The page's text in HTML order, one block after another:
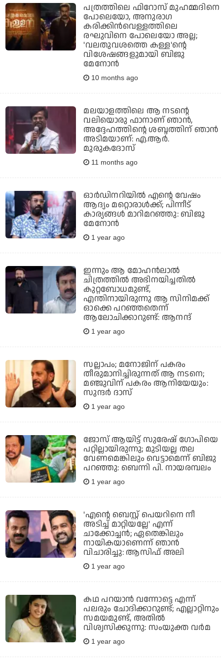
പത്രത്തിലെ ഫിറോസ് മുഹമ്മദിനെ
പോലെയോ, അനുരാഗ
കരിക്കിന്‍വെള്ളത്തിലെ
രഘുവിനെ പോലെയോ അല്ല;
'വലതുവശത്തെ കള്ള'ന്റെ
വിശേഷങ്ങളുമായി ബിജു
മേനോന്‍
10 months ago
മലയാളത്തിലെ ആ നടന്റെ
വലിയൊരു ഫാനാണ് ഞാന്‍,
അദ്ദേഹത്തിന്റെ ശബ്ദത്തിന് ഞാന്‍
അടിമയാണ്: എ.ആര്‍.
മുരുകദോസ്
11 months ago
ഓര്‍ഡിനറിയില്‍ എന്റെ വേഷം
ആദ്യം മറ്റൊരാള്‍ക്ക്; പിന്നീട്
കാര്യങ്ങള്‍ മാറിമറഞ്ഞു: ബിജു
മേനോന്‍
1 year ago
ഇന്നും ആ മോഹന്‍ലാല്‍
ചിത്രത്തില്‍ അഭിനയിച്ചതില്‍
കുറ്റബോധമുണ്ട്,
എന്തിനായിരുന്നു ആ സിനിമക്ക്
ഓക്കെ പറഞ്ഞതെന്ന്
ആലോചിക്കാറുണ്ട്: ആനന്ദ്
1 year ago
സല്ലാപം; മനോജിന് പകരം
തീരുമാനിച്ചിരുന്നത് ആ നടനെ;
മഞ്ജുവിന് പകരം ആനിയേയും:
സുന്ദർ ദാസ്
1 year ago
ജോസ് ആയിട്ട് സുരേഷ് ഗോപിയെ
പറ്റില്ലായിരുന്നു; മുടിയല്ല തല
വേണമെങ്കിലും വെട്ടാമെന്ന് ബിജു
പറഞ്ഞു: ബെന്നി പി. നായരമ്പലം
1 year ago
'എന്റെ ബെസ്റ്റ് പെയറിനെ നീ
അടിച്ച് മാറ്റിയല്ലേ' എന്ന്
ചാക്കോച്ചന്‍; ഏതെങ്കിലും
നായികയാണെന്ന് ഞാന്‍
വിചാരിച്ചു: ആസിഫ് അലി
1 year ago
കഥ പറയാൻ വന്നോട്ടെ എന്ന്
പലരും ചോദിക്കാറുണ്ട്; എല്ലാറ്റിനും
സമയമുണ്ട്, അതിൽ
വിശ്വസിക്കുന്നു: സംയുക്ത വർമ
1 year ago